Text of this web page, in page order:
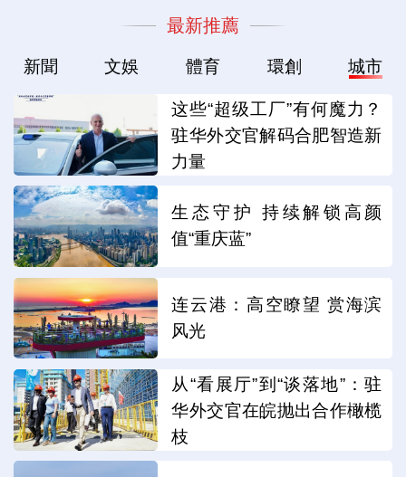
最新推薦
新聞 文娛 體育 環創 城市
这些“超级工厂”有何魔力？
驻华外交官解码合肥智造新
力量
生态守护 持续解锁高颜
值“重庆蓝”
连云港：高空瞭望 赏海滨
风光
从“看展厅”到“谈落地”：驻
华外交官在皖抛出合作橄榄
枝